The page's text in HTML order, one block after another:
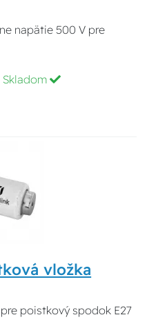
napätie 500 V pre
Skladom
vložka
poistkový spodok E27